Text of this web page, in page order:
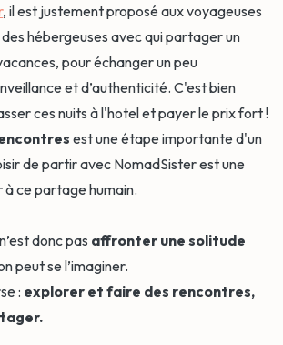
, il est justement proposé aux voyageuses
hébergeuses avec qui partager un
pour échanger un peu
et d’authenticité. C'est bien
ces nuits à l'hotel et payer le prix fort !
est une étape importante d'un
de partir avec NomadSister est une
ce partage humain.
donc pas affronter une solitude
peut se l’imaginer.
: explorer et faire des rencontres,